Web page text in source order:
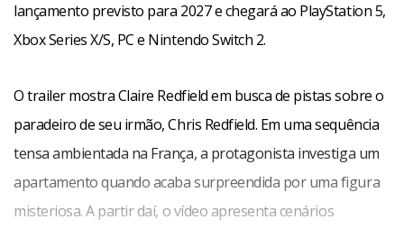
lançamento previsto para 2027 e chegará ao PlayStation 5,
Xbox Series X/S, PC e Nintendo Switch 2.
O trailer mostra Claire Redfield em busca de pistas sobre o
paradeiro de seu irmão, Chris Redfield. Em uma sequência
tensa ambientada na França, a protagonista investiga um
apartamento quando acaba surpreendida por uma figura
misteriosa. A partir daí, o vídeo apresenta cenários